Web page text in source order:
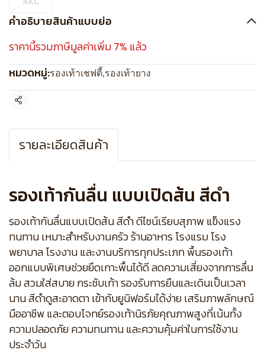
คำอธิบายสินค้าแบบย่อ
ราคานี้รวมภาษีมูลค่าเพิ่ม 7% แล้ว
หมวดหมู่:รองเท้าเชฟตี้,รองเท้ายาง
แชร์
รายละเอียดสินค้า
รองเท้ากันลื่น แบบเปิดส้น สีดำ
รองเท้ากันลื่นแบบเปิดส้น สีดำ ดีไซน์เรียบสุภาพ แข็งแรง
ทนทาน เหมาะสำหรับงานครัว ร้านอาหาร โรงแรม โรง
พยาบาล โรงงาน และงานบริการทุกประเภท พื้นรองเท้า
ออกแบบพิเศษช่วยยึดเกาะพื้นได้ดี ลดความเสี่ยงจากการลื่น
ล้ม สวมใส่สบาย กระชับเท้า รองรับการยืนและเดินเป็นเวลา
นาน สีดำดูสะอาดตา เข้ากับยูนิฟอร์มได้ง่าย เสริมภาพลักษณ์
มืออาชีพ และตอบโจทย์รองเท้านิรภัยคุณภาพสูงที่เน้นทั้ง
ความปลอดภัย ความทนทาน และความคุ้มค่าในการใช้งาน
ประจำวัน